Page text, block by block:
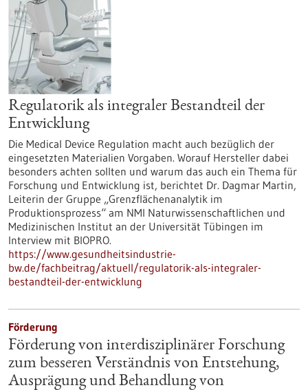
Regulatorik als integraler Bestandteil der
Entwicklung
Die Medical Device Regulation macht auch bezüglich der
eingesetzten Materialien Vorgaben. Worauf Hersteller dabei
besonders achten sollten und warum das auch ein Thema für
Forschung und Entwicklung ist, berichtet Dr. Dagmar Martin,
Leiterin der Gruppe „Grenzflächenanalytik im
Produktionsprozess“ am NMI Naturwissenschaftlichen und
Medizinischen Institut an der Universität Tübingen im
Interview mit BIOPRO.
https://www.gesundheitsindustrie-
bw.de/fachbeitrag/aktuell/regulatorik-als-integraler-
bestandteil-der-entwicklung
Förderung
Förderung von interdisziplinärer Forschung
zum besseren Verständnis von Entstehung,
Ausprägung und Behandlung von